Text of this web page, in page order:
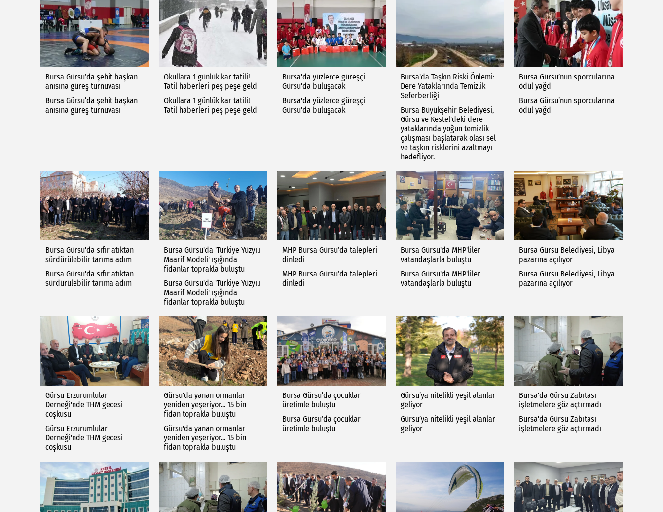
Bursa Gürsu’da şehit başkan
anısına güreş turnuvası
Bursa Gürsu’da şehit başkan
anısına güreş turnuvası
Okullara 1 günlük kar tatili!
Tatil haberleri peş peşe geldi
Okullara 1 günlük kar tatili!
Tatil haberleri peş peşe geldi
Bursa'da yüzlerce güreşçi
Gürsu'da buluşacak
Bursa'da yüzlerce güreşçi
Gürsu'da buluşacak
Bursa'da Taşkın Riski Önlemi:
Dere Yataklarında Temizlik
Seferberliği
Bursa Büyükşehir Belediyesi,
Gürsu ve Kestel'deki dere
yataklarında yoğun temizlik
çalışması başlatarak olası sel
ve taşkın risklerini azaltmayı
hedefliyor.
Bursa Gürsu’nun sporcularına
ödül yağdı
Bursa Gürsu’nun sporcularına
ödül yağdı
Bursa Gürsu'da sıfır atıktan
sürdürülebilir tarıma adım
Bursa Gürsu'da sıfır atıktan
sürdürülebilir tarıma adım
Bursa Gürsu'da 'Türkiye Yüzyılı
Maarif Modeli' ışığında
fidanlar toprakla buluştu
Bursa Gürsu'da 'Türkiye Yüzyılı
Maarif Modeli' ışığında
fidanlar toprakla buluştu
MHP Bursa Gürsu’da talepleri
dinledi
MHP Bursa Gürsu’da talepleri
dinledi
Bursa Gürsu'da MHP'liler
vatandaşlarla buluştu
Bursa Gürsu'da MHP'liler
vatandaşlarla buluştu
Bursa Gürsu Belediyesi, Libya
pazarına açılıyor
Bursa Gürsu Belediyesi, Libya
pazarına açılıyor
Gürsu Erzurumlular
Derneği'nde THM gecesi
coşkusu
Gürsu Erzurumlular
Derneği'nde THM gecesi
coşkusu
Gürsu'da yanan ormanlar
yeniden yeşeriyor... 15 bin
fidan toprakla buluştu
Gürsu'da yanan ormanlar
yeniden yeşeriyor... 15 bin
fidan toprakla buluştu
Bursa Gürsu’da çocuklar
üretimle buluştu
Bursa Gürsu’da çocuklar
üretimle buluştu
Gürsu’ya nitelikli yeşil alanlar
geliyor
Gürsu’ya nitelikli yeşil alanlar
geliyor
Bursa'da Gürsu Zabıtası
işletmelere göz açtırmadı
Bursa'da Gürsu Zabıtası
işletmelere göz açtırmadı